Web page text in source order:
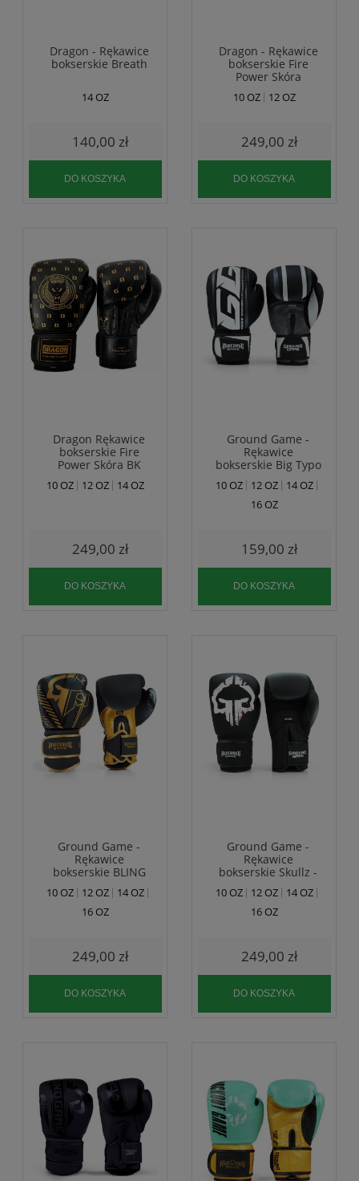
Dragon - Rękawice
bokserskie Breath
14 OZ
140,00 zł
DO KOSZYKA
Dragon - Rękawice
bokserskie Fire
Power Skóra
10 OZ 12 OZ
249,00 zł
DO KOSZYKA
Dragon Rękawice
bokserskie Fire
Power Skóra BK
10 OZ 12 OZ 14 OZ
249,00 zł
DO KOSZYKA
Ground Game -
Rękawice
bokserskie Big Typo
10 OZ 12 OZ
14 OZ
16 OZ
159,00 zł
DO KOSZYKA
Ground Game -
Rękawice
bokserskie BLING
10 OZ 12 OZ
14 OZ
16 OZ
249,00 zł
DO KOSZYKA
Ground Game -
Rękawice
bokserskie Skullz -
skóra
10 OZ 12 OZ
14 OZ
16 OZ
249,00 zł
DO KOSZYKA